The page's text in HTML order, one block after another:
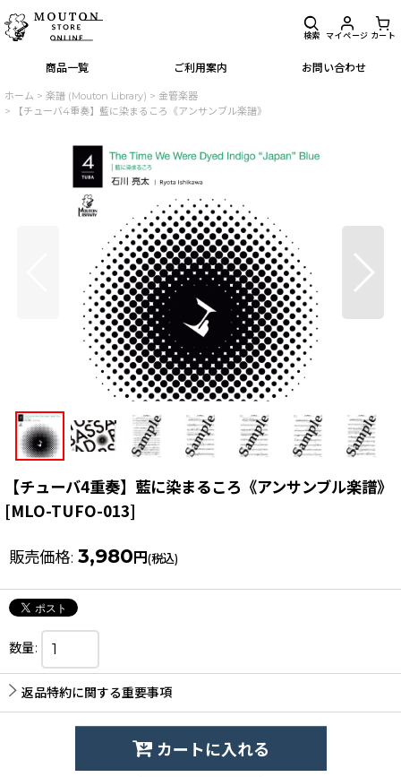
商品一覧 ご利用案内 お問い合わせ
検索 マイページ カート
ホーム > 楽譜 (Mouton Library) > 金管楽器
>
【チューバ4重奏】藍に染まるころ《アンサンブル楽譜》
【チューバ4重奏】藍に染まるころ《アンサンブル楽譜》
[MLO-TUFO-013]
販売価格: 3,980 円(税込)
数量:
返品特約に関する重要事項
カートに入れる